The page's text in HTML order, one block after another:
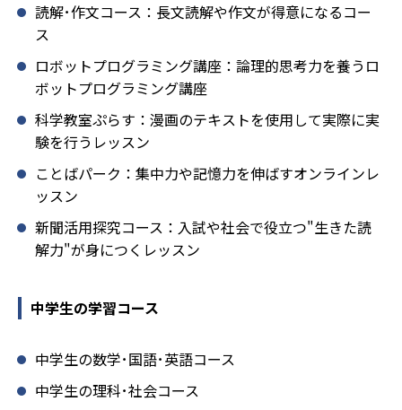
読解･作文コース：長文読解や作文が得意になるコー
ス
ロボットプログラミング講座：論理的思考力を養うロ
ボットプログラミング講座
科学教室ぷらす：漫画のテキストを使用して実際に実
験を行うレッスン
ことばパーク：集中力や記憶力を伸ばすオンラインレ
ッスン
新聞活用探究コース：入試や社会で役立つ"生きた読
解力"が身につくレッスン
中学生の学習コース
中学生の数学･国語･英語コース
中学生の理科･社会コース